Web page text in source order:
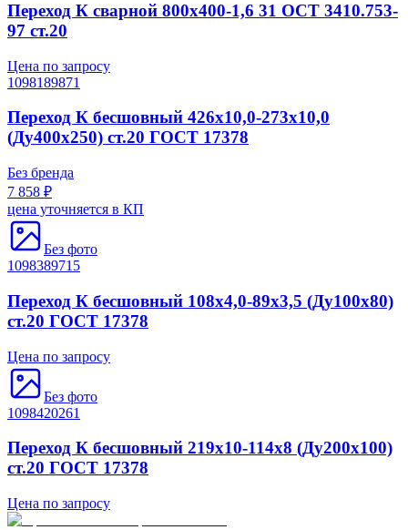
Переход К сварной 800х400-1,6 31 ОСТ 3410.753-
97 ст.20
Цена по запросу
1098189871
Переход К бесшовный 426х10,0-273х10,0
(Ду400х250) ст.20 ГОСТ 17378
Без бренда
7 858 ₽
цена уточняется в КП
Без фото
1098389715
Переход К бесшовный 108х4,0-89х3,5 (Ду100х80)
ст.20 ГОСТ 17378
Цена по запросу
Без фото
1098420261
Переход К бесшовный 219х10-114х8 (Ду200х100)
ст.20 ГОСТ 17378
Цена по запросу